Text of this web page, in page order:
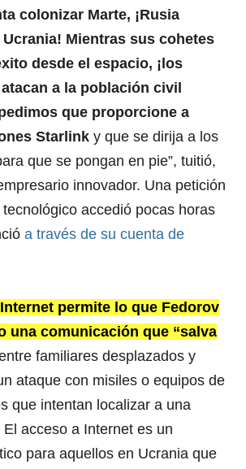
colonizar Marte, ¡Rusia
Mientras sus cohetes
desde el espacio, ¡los
a la población civil
que proporcione a
Starlink y que se dirija a los
que se pongan en pie”, tuitió,
innovador. Una petición
accedió pocas horas
a través de su cuenta de
permite lo que Fedorov
una comunicación que “salva
familiares desplazados y
ataque con misiles o equipos de
que intentan localizar a una
acceso a Internet es un
para aquellos en Ucrania que